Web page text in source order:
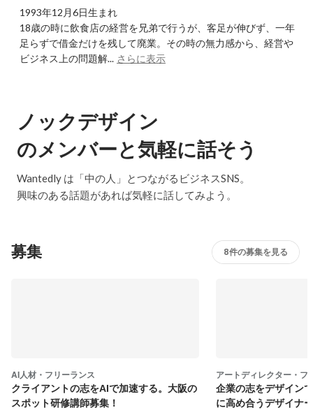
1993年12月6日生まれ
18歳の時に飲食店の経営を兄弟で行うが、客足が伸びず、一年
足らずで借金だけを残して廃業。その時の無力感から、経営や
ビジネス上の問題解... さらに表示
ノックデザイン
のメンバーと気軽に話そう
Wantedly は「中の人」とつながるビジネスSNS。
興味のある話題があれば気軽に話してみよう。
募集 8件の募集を見る
AI人材・フリーランス
クライアントの志をAIで加速する。大阪の
スポット研修講師募集！
アートディレクター・フ
企業の志をデザイン
に高め合うデザイナ